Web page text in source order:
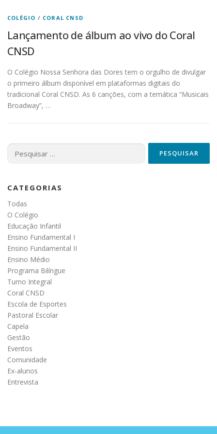
COLÉGIO / CORAL CNSD
Lançamento de álbum ao vivo do Coral
CNSD
O Colégio Nossa Senhora das Dores tem o orgulho de divulgar
o primeiro álbum disponível em plataformas digitais do
tradicional Coral CNSD. As 6 canções, com a temática “Musicais
Broadway”, …
Pesquisar
por:
CATEGORIAS
Todas
O Colégio
Educação Infantil
Ensino Fundamental I
Ensino Fundamental II
Ensino Médio
Programa Bilíngue
Turno Integral
Coral CNSD
Escola de Esportes
Pastoral Escolar
Capela
Gestão
Eventos
Comunidade
Ex-alunos
Entrevista